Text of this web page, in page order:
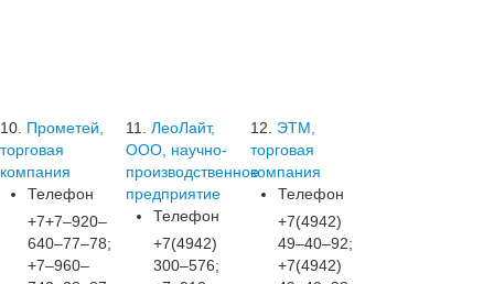
10. Прометей,
торговая
компания
Телефон
+7+7‒920‒
640‒77‒78;
+7‒960‒
11.
ЛеоЛайт,
ООО, научно-
производственное
предприятие
Телефон
+7(4942)
300‒576;
12.
ЭТМ,
торговая
компания
Телефон
+7(4942)
49‒40‒92;
+7(4942)